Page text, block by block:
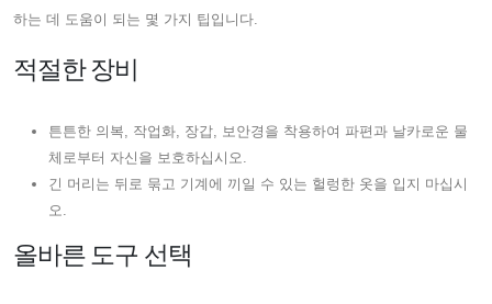
하는 데 도움이 되는 몇 가지 팁입니다.
적절한 장비
튼튼한 의복, 작업화, 장갑, 보안경을 착용하여 파편과 날카로운 물
체로부터 자신을 보호하십시오.
긴 머리는 뒤로 묶고 기계에 끼일 수 있는 헐렁한 옷을 입지 마십시
오.
올바른 도구 선택